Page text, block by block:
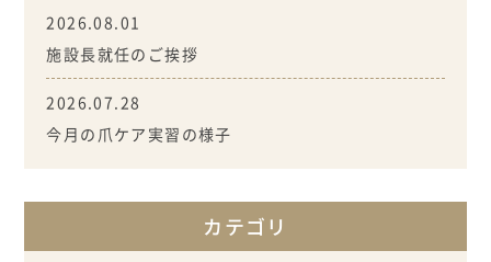
2026.08.01
施設長就任のご挨拶
2026.07.28
今月の爪ケア実習の様子
カテゴリ